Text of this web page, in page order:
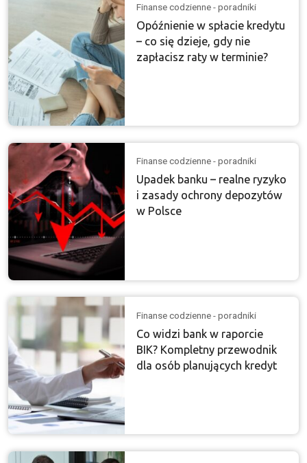
Finanse codzienne - poradniki
Opóźnienie w spłacie kredytu
– co się dzieje, gdy nie
zapłacisz raty w terminie?
Finanse codzienne - poradniki
Upadek banku – realne ryzyko
i zasady ochrony depozytów
w Polsce
Finanse codzienne - poradniki
Co widzi bank w raporcie
BIK? Kompletny przewodnik
dla osób planujących kredyt